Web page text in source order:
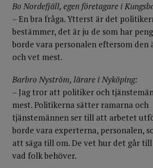
Bo Nordefjäll, egen företagare i
– En bra fråga. Ytterst är det
bestämmer, det är ju de som har
borde vara personalen eftersom den
och vet mest.
Barbro Nyström, lärare i Nyköping:
– Jag tror att politiker och
mest. Politikerna sätter ramarna och
tjänstemännen ser till att arbetet
borde vara experterna, personalen,
att säga till om. De vet hur det går till
vad folk behöver.